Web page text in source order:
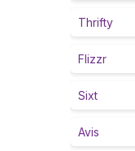
Thrifty
Flizzr
Sixt
Avis